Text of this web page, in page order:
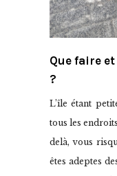
Que faire
?
L’île étant
tous les
delà, vous
êtes adeptes